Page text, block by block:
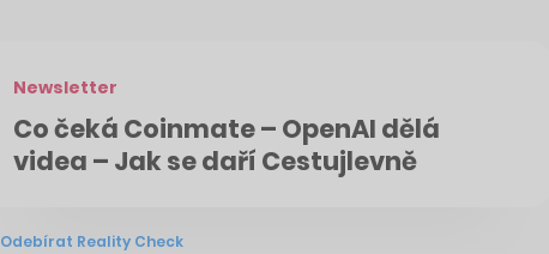
Newsletter
Co čeká Coinmate – OpenAI dělá
videa – Jak se daří Cestujlevně
Odebírat Reality Check